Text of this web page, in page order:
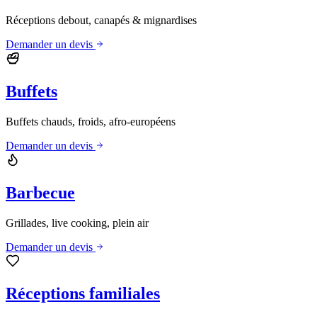
Réceptions debout, canapés & mignardises
Demander un devis
Buffets
Buffets chauds, froids, afro-européens
Demander un devis
Barbecue
Grillades, live cooking, plein air
Demander un devis
Réceptions familiales